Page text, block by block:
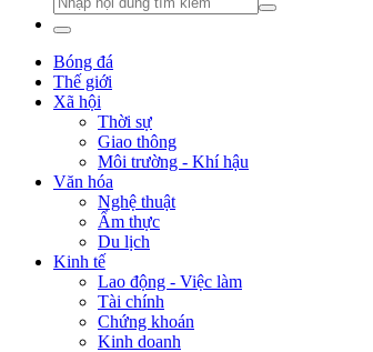
Bóng đá
Thế giới
Xã hội
Thời sự
Giao thông
Môi trường - Khí hậu
Văn hóa
Nghệ thuật
Ẩm thực
Du lịch
Kinh tế
Lao động - Việc làm
Tài chính
Chứng khoán
Kinh doanh